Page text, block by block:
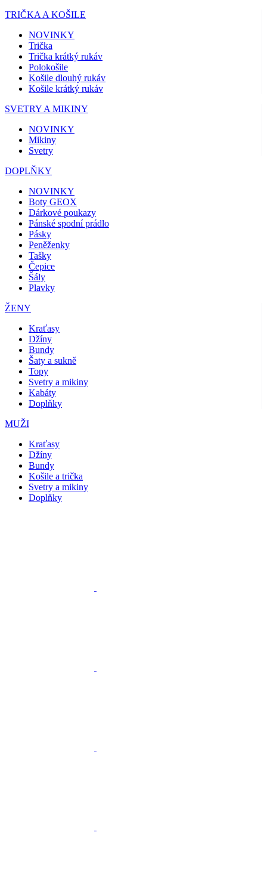
TRIČKA A KOŠILE
NOVINKY
Trička
Trička krátký rukáv
Polokošile
Košile dlouhý rukáv
Košile krátký rukáv
SVETRY A MIKINY
NOVINKY
Mikiny
Svetry
DOPLŇKY
NOVINKY
Boty GEOX
Dárkové poukazy
Pánské spodní prádlo
Pásky
Peněženky
Tašky
Čepice
Šály
Plavky
ŽENY
Kraťasy
Džíny
Bundy
Šaty a sukně
Topy
Svetry a mikiny
Kabáty
Doplňky
MUŽI
Kraťasy
Džíny
Bundy
Košile a trička
Svetry a mikiny
Doplňky